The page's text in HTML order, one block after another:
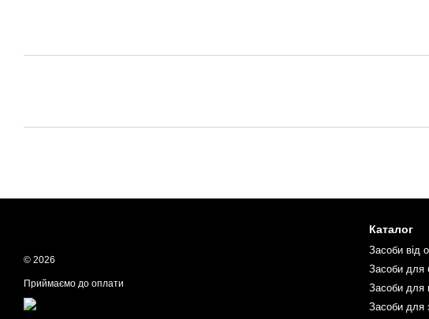
© 2026
Приймаємо до оплати
Каталог
Засоби від
Засоби для
Засоби для
Засоби для